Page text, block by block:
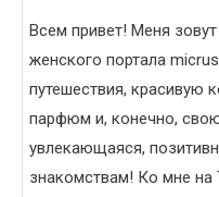
Всем привет! Меня
женского портала
путешествия, красивую
парфюм и, конечно,
увлекающаяся,
знакомствам! Ко мне на